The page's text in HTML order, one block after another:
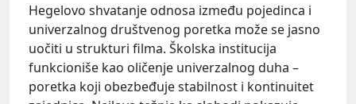
Hegelovo shvatanje odnosa između pojedinca i
univerzalnog društvenog poretka može se jasno
uočiti u strukturi filma. Školska institucija
funkcioniše kao oličenje univerzalnog duha –
poretka koji obezbeđuje stabilnost i kontinuitet